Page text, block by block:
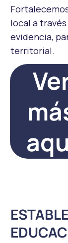
local a
evidencia,
territorial.